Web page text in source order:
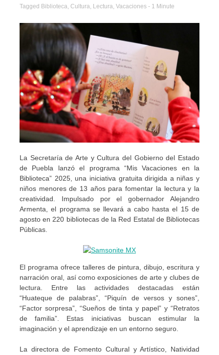
Tagged Biblioteca, Cultura, Lectura, Vacaciones - 1 Minute
La Secretaría de Arte y Cultura del Gobierno del Estado
de Puebla lanzó el programa “Mis Vacaciones en la
Biblioteca” 2025, una iniciativa gratuita dirigida a niñas y
niños menores de 13 años para fomentar la lectura y la
creatividad. Impulsado por el gobernador Alejandro
Armenta, el programa se llevará a cabo hasta el 15 de
agosto en 220 bibliotecas de la Red Estatal de Bibliotecas
Públicas.
El programa ofrece talleres de pintura, dibujo, escritura y
narración oral, así como exposiciones de arte y clubes de
lectura. Entre las actividades destacadas están
“Huateque de palabras”, “Piquín de versos y sones”,
“Factor sorpresa”, “Sueños de tinta y papel” y “Retratos
de familia”. Estas iniciativas buscan estimular la
imaginación y el aprendizaje en un entorno seguro.
La directora de Fomento Cultural y Artístico, Natividad